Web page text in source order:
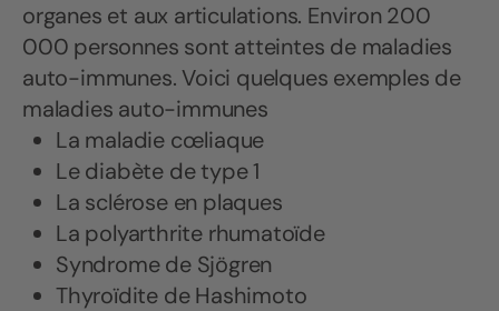
organes et aux articulations. Environ 200
000 personnes sont atteintes de maladies
auto-immunes. Voici quelques exemples de
maladies auto-immunes
La maladie cœliaque
Le diabète de type 1
La sclérose en plaques
La polyarthrite rhumatoïde
Syndrome de Sjögren
Thyroïdite de Hashimoto